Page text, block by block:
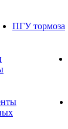
ПГУ тормоза